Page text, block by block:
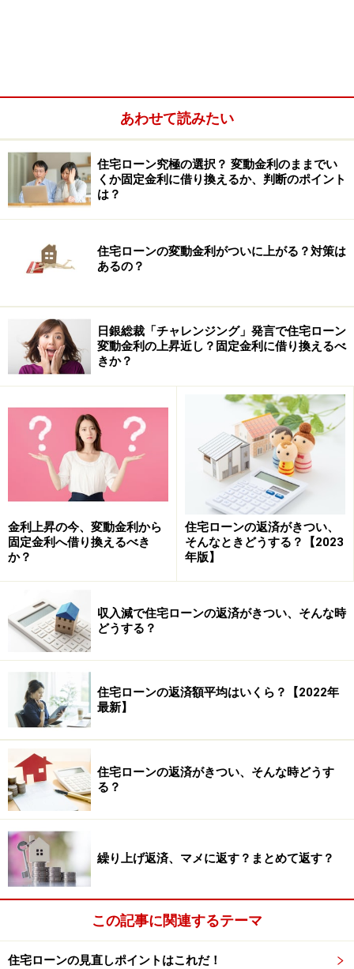
12月に
支給されたボーナスの中から、住宅ローンの一部
いた「住宅ローンの残高証明書」
を年末調整に必要な書
類と一緒に、会社に提出してしまいました。この残高証
明書に記載された金額は、
です。銀行に再発行の手配を依頼したものの、手元に届
くまでに2週間程度は必要とのことで、会社の年末調整
に間に合いません。どうすればいいのでしょうか？
年末調整のやり直し
会社にお願いをして、年末調整を再度行ってもらう方法
があります。
年末調整の内容に変更が生じた場合には、
日までであれば、やり直しができるようになっていま
す。つまり、会社にお願いすれば、翌月に年末調整の
り直しは可能です。
会社は社員の給与から天引きした所得税等を、給与支給
月の翌月10日に国に納付しています。しかしながら、給
与の支給人員が9名以下の小規模企業であれば、税金の
納付は6カ月に1度という納期の特例の適用を受けていま
す。
つまり、給与の支給人員9名以下のような小規模企業で
は、半年に1度の納付としている企業が多いのも実情の
ため、勤務先の企業規模によっては、年末調整のやり直
このような会社では、
社長の奥様が経理担当をしている
あわせて読みたい
住宅ローン究極の選択？ 変動金利のままでい
くか固定金利に借り換えるか、判断のポイント
は？
住宅ローンの変動金利がついに上がる？対策は
あるの？
日銀総裁「チャレンジング」発言で住宅ローン
変動金利の上昇近し？固定金利に借り換えるべ
きか？
金利上昇の今、変動金利から
固定金利へ借り換えるべき
か？
住宅ローンの返済がきつい、
そんなときどうする？【2023
年版】
収入減で住宅ローンの返済がきつい、そんな時
どうする？
住宅ローンの返済額平均はいくら？【2022年
最新】
住宅ローンの返済がきつい、そんな時どうす
る？
繰り上げ返済、マメに返す？まとめて返す？
この記事に関連するテーマ
住宅ローンの見直しポイントはこれだ！